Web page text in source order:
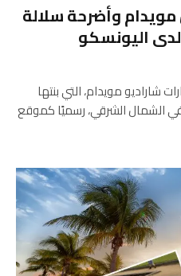
وأضرحة سلالة
اليونسكو
شاراديو مويدام، التي بنتها
آهوم الهندية (1228-1826) في الشمال الشرقي، رسميًا كموقع